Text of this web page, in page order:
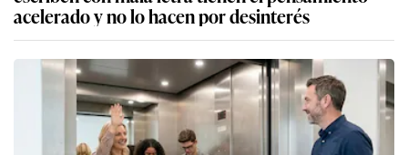
acelerado y no lo hacen por desinterés